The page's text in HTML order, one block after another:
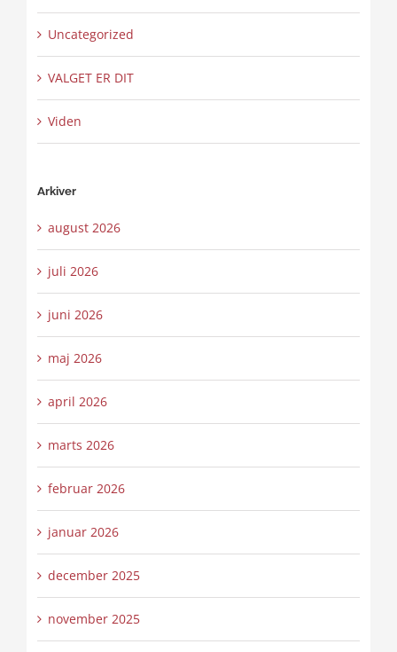
Uncategorized
VALGET ER DIT
Viden
Arkiver
august 2026
juli 2026
juni 2026
maj 2026
april 2026
marts 2026
februar 2026
januar 2026
december 2025
november 2025